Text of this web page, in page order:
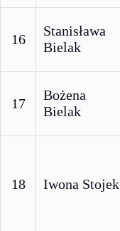
16
Stanisława
Bielak
17
Bożena
Bielak
18 Iwona Stojek